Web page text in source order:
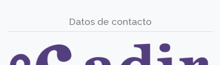
Datos de contacto